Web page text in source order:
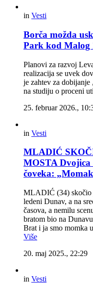
in Vesti
Borča možda
Park kod Malog
Planovi za razvoj
realizacija se uvek
je zahtev za dobijanje
na studiju o proceni
25. februar 2026.,
in Vesti
MLADIĆ
MOSTA Dvojica
čoveka:
MLADIĆ (34) skočio
ledeni Dunav, a na
časova, a nemilu
bratom bio na
Brat i ja smo momka
Više
20. maj 2025., 22:29
in Vesti